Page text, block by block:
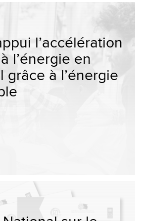
l’accélération
l’énergie en
grâce à l’énergie